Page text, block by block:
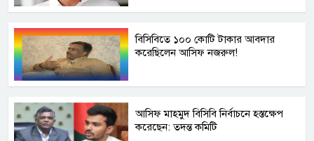
বিসিবিতে ১০০ কোটি টাকার আবদার
করেছিলেন আসিফ নজরুল!
আসিফ মাহমুদ বিসিবি নির্বাচনে হস্তক্ষেপ
করেছেন: তদন্ত কমিটি